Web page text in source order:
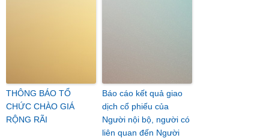
THÔNG BÁO TỔ
CHỨC CHÀO GIÁ
RỘNG RÃI
Báo cáo kết quả giao
dịch cổ phiếu của
Người nội bộ, người có
liên quan đến Người